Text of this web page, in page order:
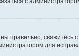
с
правильно, свяжитесь
для